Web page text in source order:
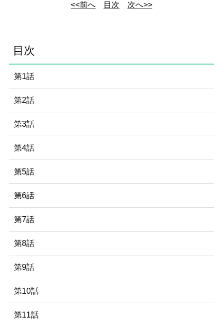
<<前へ 目次 次へ>>
目次
第1話
第2話
第3話
第4話
第5話
第6話
第7話
第8話
第9話
第10話
第11話